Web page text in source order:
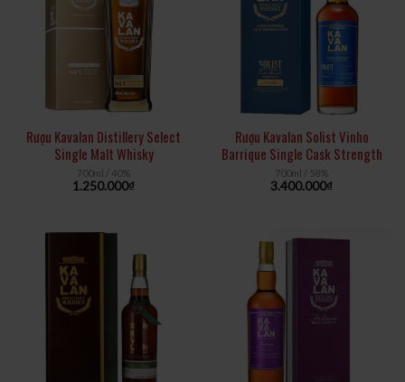
Rượu Kavalan Distillery Select
Single Malt Whisky
700ml / 40%
1.250.000₫
Rượu Kavalan Solist Vinho
Barrique Single Cask Strength
700ml / 58%
3.400.000₫